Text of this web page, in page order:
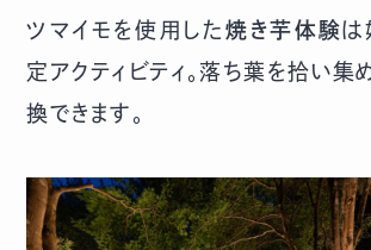
ツマイモを使用した焼き芋体験は
定アクティビティ。落ち葉を拾い集
換できます。